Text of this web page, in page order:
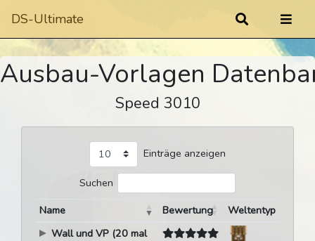
DS-Ultimate
Ausbau-Vorlagen
Speed 3010
Einträge anzeigen
Suchen
Name
Bewertung
Weltentyp
Wall und VP (20 mal